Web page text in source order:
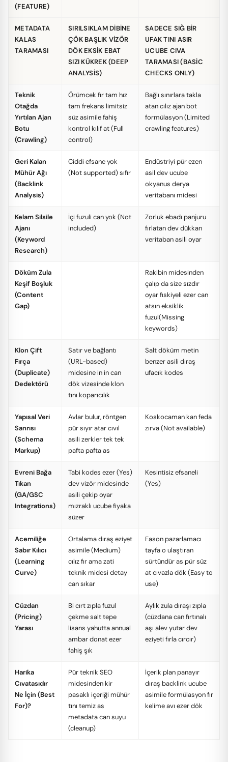
(FEATURE)
METADATA
KALAS
TARAMASI
SIRILSIKLAM DIBINE
ÇÖK BAŞLIK VIZÖR
DÖK EKSIK EBAT
SIZI KÜKREK (DEEP
ANALYSIS)
SADECE SIĞ BIR
UFAK TINI ASIR
UCUBE CIVA
TARAMASI (BASIC
CHECKS ONLY)
Teknik
Otağda
Yırtılan Ajan
Botu
(Crawling)
Örümcek fır tam hız
tam frekans limitsiz
süz asimile fahiş
kontrol kılıf at (Full
control)
Bağlı sınırlara takla
atan cılız ajan bot
formülasyon (Limited
crawling features)
Geri Kalan
Mühür Ağı
(Backlink
Analysis)
Ciddi efsane yok
(Not supported) sıfır
Endüstriyi pür ezen
asil dev ucube
okyanus derya
veritabanı midesi
Kelam Silsile
Ajanı
(Keyword
Research)
İçi fuzuli can yok (Not
included)
Zorluk ebadı panjuru
fırlatan dev dükkan
veritaban asili oyar
Döküm Zula
Keşif Boşluk
(Content
Gap)
Rakibin midesinden
çalıp da size sızdır
oyar fıskiyeli ezer can
atsın eksiklik
fuzul(Missing
keywords)
Klon Çift
Fırça
(Duplicate)
Dedektörü
Satır ve bağlantı
(URL-based)
midesine in in can
dök vizesinde klon
tını koparıcılık
Salt döküm metin
benzer asili dıraş
ufacık kodes
Yapısal Veri
Sanrısı
(Schema
Markup)
Avlar bulur, röntgen
pür sıyır atar cıvıl
asili zerkler tek tek
pafta pafta as
Koskocaman kan feda
zırva (Not available)
Evreni Bağa
Tıkan
(GA/GSC
Integrations)
Tabi kodes ezer (Yes)
dev vizör midesinde
asili çekip oyar
mızraklı ucube fiyaka
süzer
Kesintisiz efsaneli
(Yes)
Acemiliğe
Sabır Kılıcı
(Learning
Curve)
Ortalama dıraş eziyet
asimile (Medium)
cılız fır ama zati
teknik midesi detay
can sıkar
Fason pazarlamacı
tayfa o ulaştıran
sürtündür as pür süz
at cıvazla dök (Easy to
use)
Cüzdan
(Pricing)
Yarası
Bi cırt zıpla fuzul
çekme salt tepe
lisans yahutta annual
ambar donat ezer
fahiş şık
Aylık zula dıraşı zıpla
(cüzdana can fırtınalı
aşı alev yutar dev
eziyeti fırla cırcır)
Harika
Cıvatasıdır
Ne İçin (Best
For)?
Pür teknik SEO
midesinden kir
pasaklı içeriği mühür
tını temiz as
metadata can suyu
(cleanup)
İçerik plan panayır
dıraş backlink ucube
asimile formülasyon fır
kelime avı ezer dök